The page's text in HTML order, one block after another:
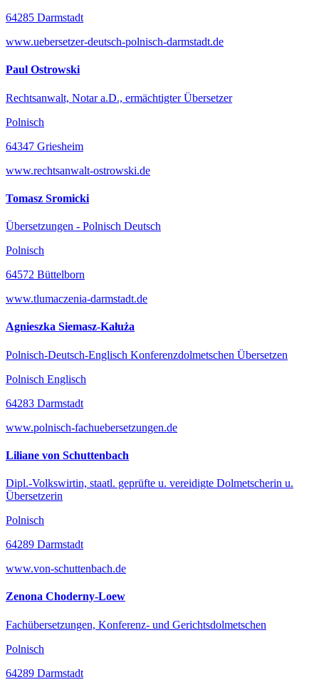
64285 Darmstadt
www.uebersetzer-deutsch-polnisch-darmstadt.de
Paul Ostrowski
Rechtsanwalt, Notar a.D., ermächtigter Übersetzer
Polnisch
64347 Griesheim
www.rechtsanwalt-ostrowski.de
Tomasz Sromicki
Übersetzungen - Polnisch Deutsch
Polnisch
64572 Büttelborn
www.tlumaczenia-darmstadt.de
Agnieszka Siemasz-Kałuża
Polnisch-Deutsch-Englisch Konferenzdolmetschen Übersetzen
Polnisch Englisch
64283 Darmstadt
www.polnisch-fachuebersetzungen.de
Liliane von Schuttenbach
Dipl.-Volkswirtin, staatl. geprüfte u. vereidigte Dolmetscherin u.
Übersetzerin
Polnisch
64289 Darmstadt
www.von-schuttenbach.de
Zenona Choderny-Loew
Fachübersetzungen, Konferenz- und Gerichtsdolmetschen
Polnisch
64289 Darmstadt